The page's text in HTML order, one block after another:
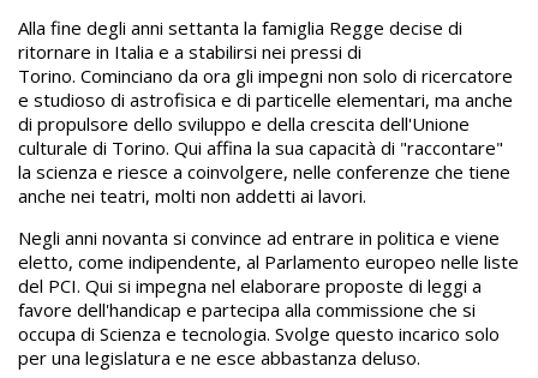
Alla fine degli anni settanta la famiglia Regge decise di
ritornare in Italia e a stabilirsi nei pressi di
Torino. Cominciano da ora gli impegni non solo di ricercatore
e studioso di astrofisica e di particelle elementari, ma anche
di propulsore dello sviluppo e della crescita dell'Unione
culturale di Torino. Qui affina la sua capacità di "raccontare"
la scienza e riesce a coinvolgere, nelle conferenze che tiene
anche nei teatri, molti non addetti ai lavori.
Negli anni novanta si convince ad entrare in politica e viene
eletto, come indipendente, al Parlamento europeo nelle liste
del PCI. Qui si impegna nel elaborare proposte di leggi a
favore dell'handicap e partecipa alla commissione che si
occupa di Scienza e tecnologia. Svolge questo incarico solo
per una legislatura e ne esce abbastanza deluso.